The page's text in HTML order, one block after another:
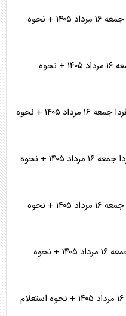
جدول قطعی برق استان گیلان فردا جمعه ۱۶ مرداد ۱۴۰۵ + نحوه
جدول قطعی برق استان قم فردا جمعه ۱۶ مرداد ۱۴۰۵ + نحوه
جدول قطعی برق استان کرمانشاه فردا جمعه ۱۶ مرداد ۱۴۰۵ + نحوه
جدول قطعی برق استان اصفهان فردا جمعه ۱۶ مرداد ۱۴۰۵ + نحوه
جدول قطعی برق استان فارس فردا جمعه ۱۶ مرداد ۱۴۰۵ + نحوه
جدول قطعی برق استان البرز فردا جمعه ۱۶ مرداد ۱۴۰۵ + نحوه